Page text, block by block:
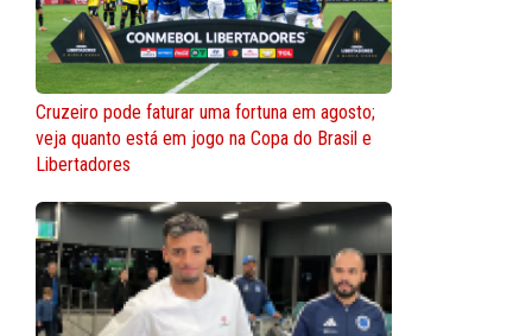
Cruzeiro pode faturar uma fortuna em agosto;
veja quanto está em jogo na Copa do Brasil e
Libertadores